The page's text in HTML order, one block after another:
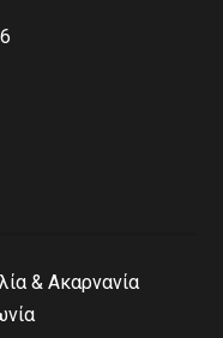
& Ακαρνανία